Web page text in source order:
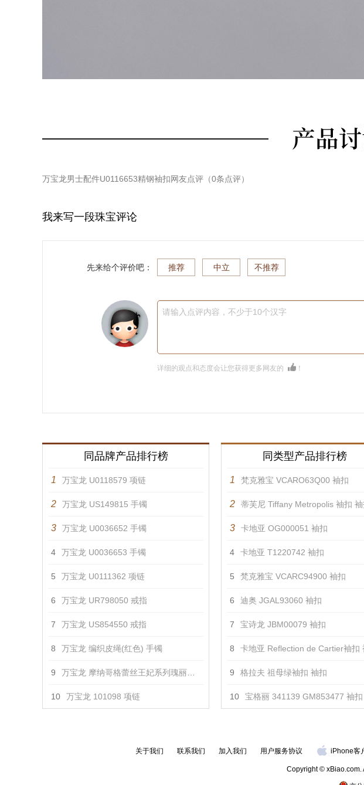
万宝龙男士配件U0116653精钢袖扣网友点评（0条点评）
我来写一段珠宝评论
先来给个评价吧： 推荐 中立 不推荐
请输入点评内容，不少于10个汉字
详细的观点和态度会让您获得更多网友的 ！
同品牌产品排行榜
1 万宝龙 U0118579 项链
2 万宝龙 US149815 手镯
3 万宝龙 U0036652 手镯
4 万宝龙 U0036653 手镯
5 万宝龙 U0111362 项链
6 万宝龙 UR798050 戒指
7 万宝龙 US854550 戒指
8 万宝龙 编织皮绳(红色) 手镯
9 万宝龙 摩纳哥格蕾丝王妃系列瑰丽珠宝玫瑰花瓣系列戒指 戒指
10 万宝龙 101098 项链
同类型产品排行榜
1 梵克雅宝 VCARO63Q00 袖扣
2 蒂芙尼 Tiffany Metropolis 袖扣 袖
3 卡地亚 OG000051 袖扣
4 卡地亚 T1220742 袖扣
5 梵克雅宝 VCARC94900 袖扣
6 迪奥 JGAL93060 袖扣
7 宝诗龙 JBM00079 袖扣
8 卡地亚 Reflection de Cartier袖扣
9 格拉夫 祖母绿袖扣 袖扣
10 宝格丽 341139 GM853477 袖扣
关于我们 联系我们 加入我们 用户服务协议 iPhone客
Copyright © xBiao.com.